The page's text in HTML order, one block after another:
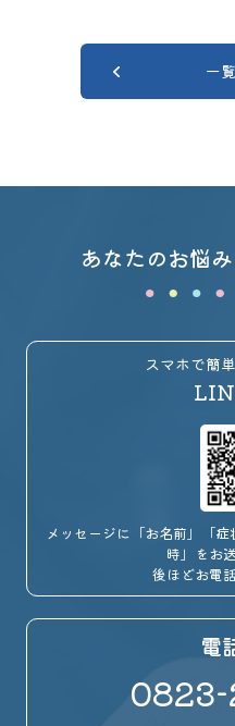
一
あなたのお悩
スマホで簡
メッセージに「お名前」「
時」をお
後ほどお電
電
0823-